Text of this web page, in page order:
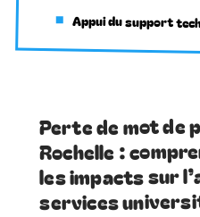
Appui du support
Perte de mot de
Rochelle :
les impacts sur
services